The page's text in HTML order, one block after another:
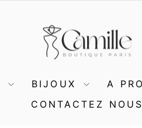
BIJOUX A
CONTACTEZ NOUS